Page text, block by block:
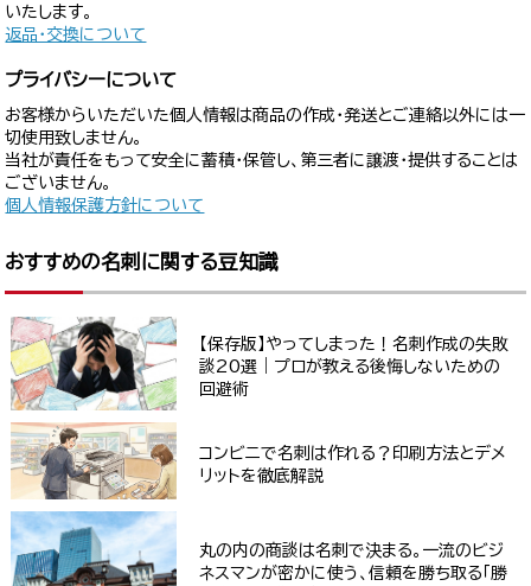
いたします。
返品・交換について
プライバシーについて
お客様からいただいた個人情報は商品の作成・発送とご連絡以外には一
切使用致しません。
当社が責任をもって安全に蓄積・保管し、第三者に譲渡・提供することは
ございません。
個人情報保護方針について
おすすめの名刺に関する豆知識
【保存版】やってしまった！名刺作成の失敗
談20選｜プロが教える後悔しないための
回避術
コンビニで名刺は作れる？印刷方法とデメ
リットを徹底解説
丸の内の商談は名刺で決まる。一流のビジ
ネスマンが密かに使う、信頼を勝ち取る「勝